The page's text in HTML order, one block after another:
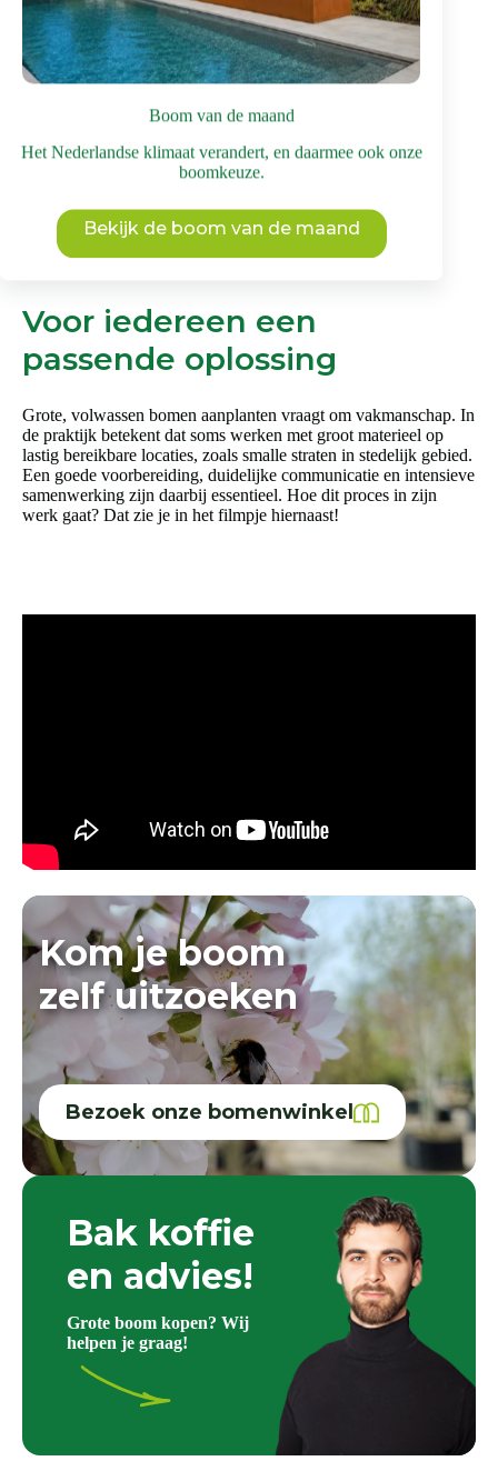
Boom van de maand
Het Nederlandse klimaat verandert, en daarmee ook onze
boomkeuze.
Bekijk de boom van de maand
product
heeft
meerdere
variaties.
Deze
kan
gekozen
worden
op
productpagina
Voor iedereen een
passende oplossing
Grote, volwassen bomen aanplanten vraagt om vakmanschap. In
de praktijk betekent dat soms werken met groot materieel op
lastig bereikbare locaties, zoals smalle straten in stedelijk gebied.
Een goede voorbereiding, duidelijke communicatie en intensieve
samenwerking zijn daarbij essentieel. Hoe dit proces in zijn
werk gaat? Dat zie je in het filmpje hiernaast!
Kom je boom
zelf uitzoeken
Bezoek onze bomenwinkel
Bak koffie
en advies!
Grote boom kopen? Wij
helpen je graag!